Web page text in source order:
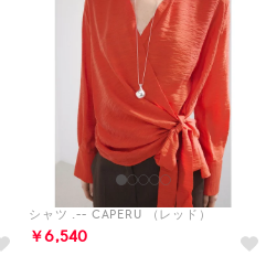
シャツ .-- CAPERU （レッド）
￥6,540